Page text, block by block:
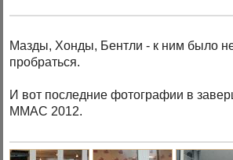
Мазды, Хонды, Бентли - к ним было
пробраться.
И вот последние фотографии в
ММАС 2012.